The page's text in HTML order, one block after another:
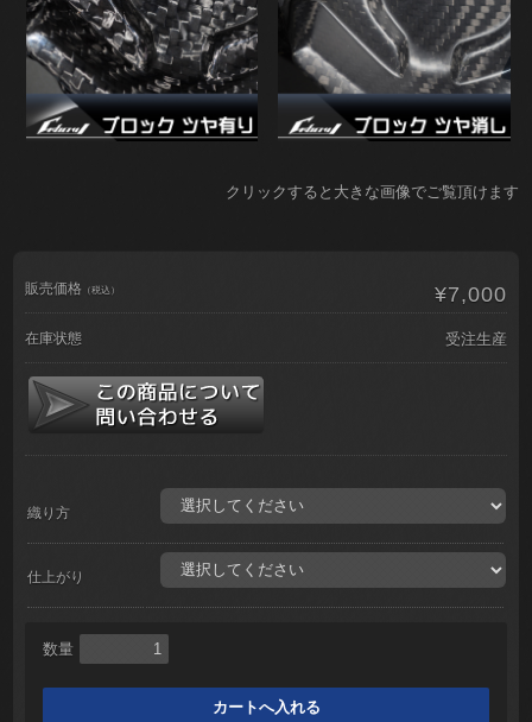
クリックすると大きな画像でご覧頂けます
販売価格 （税込） ¥7,000
在庫状態 受注生産
織り方
仕上がり
数量